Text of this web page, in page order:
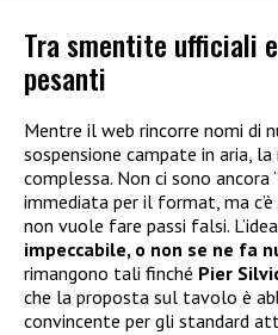
Tra smentite ufficiali
pesanti
Mentre il web rincorre nomi di
sospensione campate in aria,
complessa. Non ci sono ancora
immediata per il format, ma c’è
non vuole fare passi falsi.
impeccabile, o non se ne fa
rimangono tali finché Pier
che la proposta sul tavolo è
convincente per gli standard